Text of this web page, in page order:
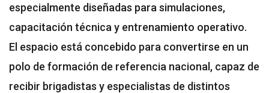
especialmente diseñadas para simulaciones,
capacitación técnica y entrenamiento operativo.
El espacio está concebido para convertirse en un
polo de formación de referencia nacional, capaz de
recibir brigadistas y especialistas de distintos